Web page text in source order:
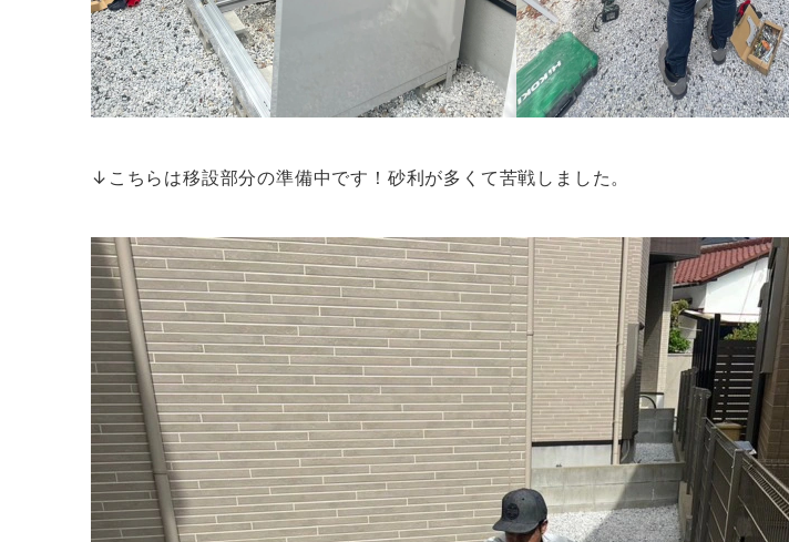
↓こちらは移設部分の準備中です！砂利が多くて苦戦しました。